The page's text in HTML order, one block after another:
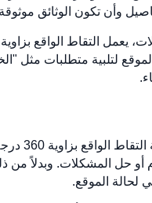
وأن تكون الوثائق
لتلبية متطلبات مثل
من أهم
أو حل المشكلات. وبدلاً
الموقع.